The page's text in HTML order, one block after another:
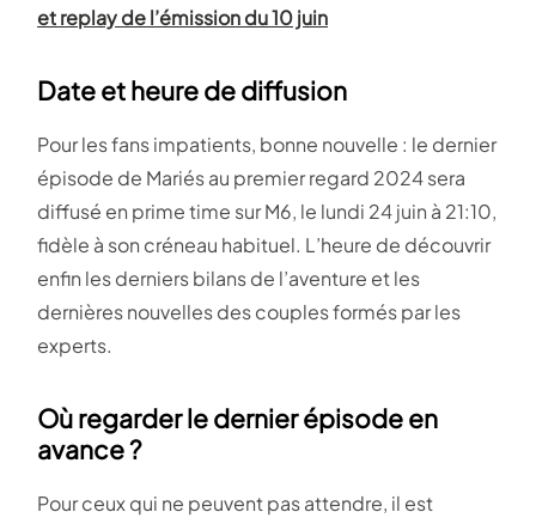
et replay de l’émission du 10 juin
Date et heure de diffusion
Pour les fans impatients, bonne nouvelle : le dernier
épisode de Mariés au premier regard 2024 sera
diffusé en prime time sur M6, le lundi 24 juin à 21:10,
fidèle à son créneau habituel. L’heure de découvrir
enfin les derniers bilans de l’aventure et les
dernières nouvelles des couples formés par les
experts.
Où regarder le dernier épisode en
avance ?
Pour ceux qui ne peuvent pas attendre, il est